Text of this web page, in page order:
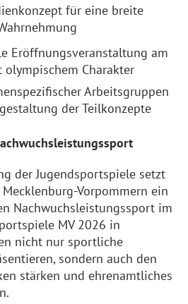
für eine breite
Eröffnungsveranstaltung am
Charakter
Arbeitsgruppen
der Teilkonzepte
der Jugendsportspiele setzt
Vorpommern ein
Nachwuchsleistungssport im
MV 2026 in
nicht nur sportliche
sondern auch den
stärken und ehrenamtliches